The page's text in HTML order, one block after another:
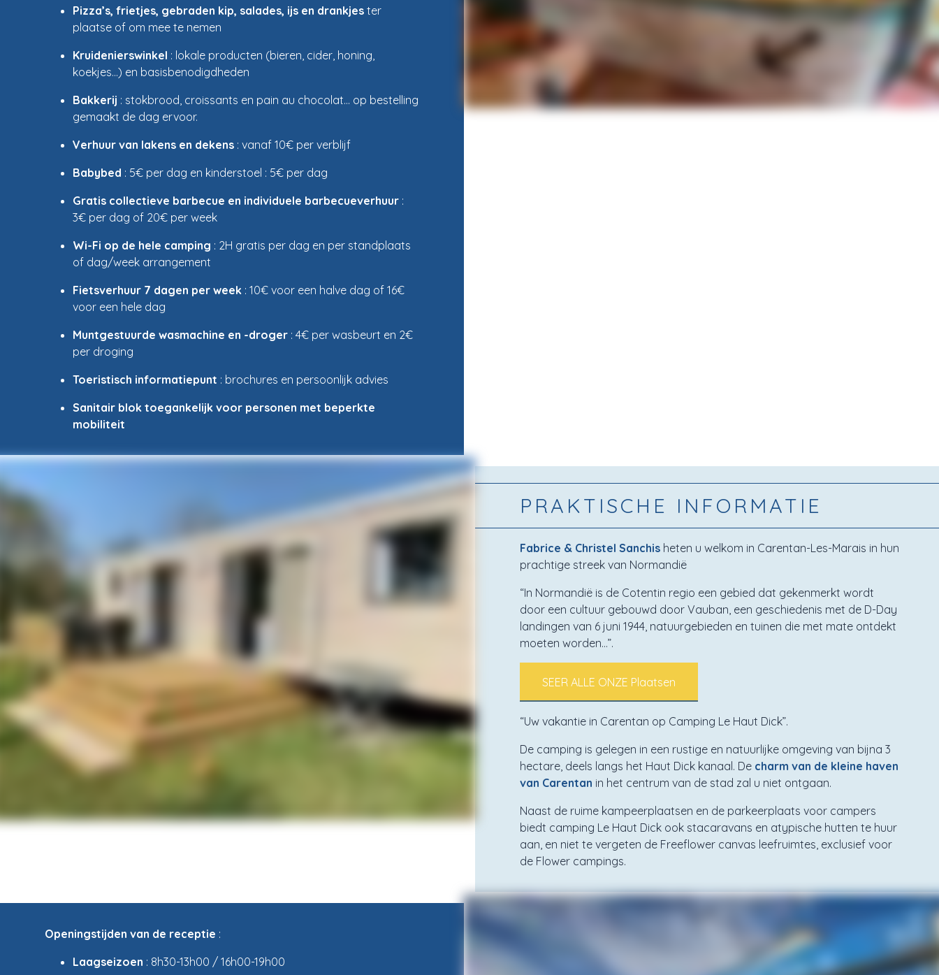
Pizza’s, frietjes, gebraden kip, salades, ijs en drankjes ter
plaatse of om mee te nemen
Kruidenierswinkel : lokale producten (bieren, cider, honing,
koekjes…) en basisbenodigdheden
Bakkerij : stokbrood, croissants en pain au chocolat… op bestelling
gemaakt de dag ervoor.
Verhuur van lakens en dekens : vanaf 10€ per verblijf
Babybed : 5€ per dag en kinderstoel : 5€ per dag
Gratis collectieve barbecue en individuele barbecueverhuur :
3€ per dag of 20€ per week
Wi-Fi op de hele camping : 2H gratis per dag en per standplaats
of dag/week arrangement
Fietsverhuur 7 dagen per week : 10€ voor een halve dag of 16€
voor een hele dag
Muntgestuurde wasmachine en -droger : 4€ per wasbeurt en 2€
per droging
Toeristisch informatiepunt : brochures en persoonlijk advies
Sanitair blok toegankelijk voor personen met beperkte
mobiliteit
PRAKTISCHE INFORMATIE
Fabrice & Christel Sanchisheten u welkom in Carentan-Les-Marais in hun
prachtige streek van Normandië
“In Normandië is de Cotentin regio een gebied dat gekenmerkt wordt
door een cultuur gebouwd door Vauban, een geschiedenis met de D-Day
landingen van 6 juni 1944, natuurgebieden en tuinen die met mate ontdekt
moeten worden…”.
SEER ALLE ONZE Plaatsen
“Uw vakantie in Carentan op Camping Le Haut Dick”.
De camping is gelegen in een rustige en natuurlijke omgeving van bijna 3
hectare, deels langs het Haut Dick kanaal. De charm van de kleine haven
van Carentan in het centrum van de stad zal u niet ontgaan.
Naast de ruime kampeerplaatsen en de parkeerplaats voor campers
biedt camping Le Haut Dick ook stacaravans en atypische hutten te huur
aan, en niet te vergeten de Freeflower canvas leefruimtes, exclusief voor
de Flower campings.
Openingstijden van de receptie :
Laagseizoen : 8h30-13h00 / 16h00-19h00